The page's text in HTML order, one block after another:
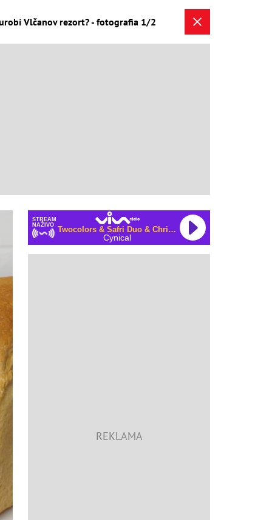
Vlčanov rezort? - fotografia 1/2
STREAM
NAŽIVO
Twocolors & Safri Duo & Chris de Sarandy
Cynical